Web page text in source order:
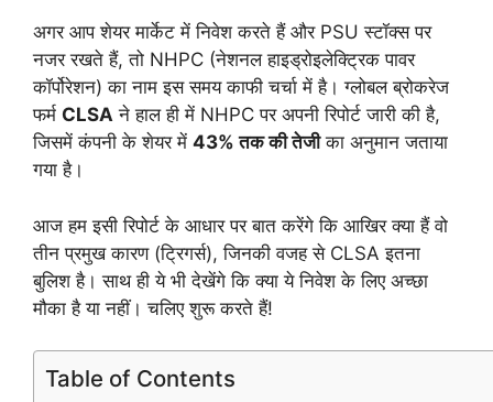
अगर आप शेयर मार्केट में निवेश करते हैं और PSU स्टॉक्स पर
नजर रखते हैं, तो NHPC (नेशनल हाइड्रोइलेक्ट्रिक पावर
कॉर्पोरेशन) का नाम इस समय काफी चर्चा में है। ग्लोबल ब्रोकरेज
फर्म CLSA ने हाल ही में NHPC पर अपनी रिपोर्ट जारी की है,
जिसमें कंपनी के शेयर में 43% तक की तेजीका अनुमान जताया
गया है।
आज हम इसी रिपोर्ट के आधार पर बात करेंगे कि आखिर क्या हैं वो
तीन प्रमुख कारण (ट्रिगर्स), जिनकी वजह से CLSA इतना
बुलिश है। साथ ही ये भी देखेंगे कि क्या ये निवेश के लिए अच्छा
मौका है या नहीं। चलिए शुरू करते हैं!
Table of Contents